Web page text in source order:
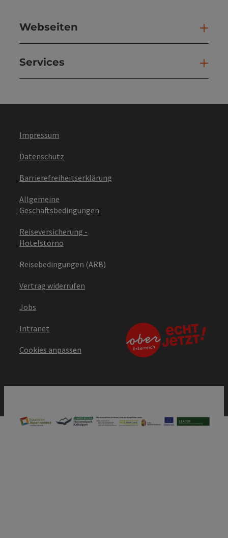
Webseiten
Services
Impressum
Datenschutz
Barrierefreiheitserklärung
Allgemeine
Geschäftsbedingungen
Reiseversicherung -
Hotelstorno
Reisebedingungen (ARB)
Vertrag widerrufen
Jobs
Intranet
Cookies anpassen